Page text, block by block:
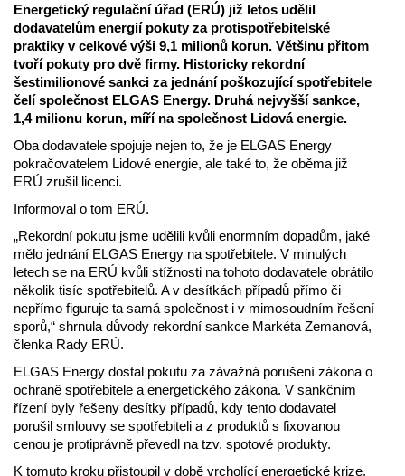
Energetický regulační úřad (ERÚ) již letos udělil
dodavatelům energií pokuty za protispotřebitelské
praktiky v celkové výši 9,1 milionů korun. Většinu přitom
tvoří pokuty pro dvě firmy. Historicky rekordní
šestimilionové sankci za jednání poškozující spotřebitele
čelí společnost ELGAS Energy. Druhá nejvyšší sankce,
1,4 milionu korun, míří na společnost Lidová energie.
Oba dodavatele spojuje nejen to, že je ELGAS Energy
pokračovatelem Lidové energie, ale také to, že oběma již
ERÚ zrušil licenci.
Informoval o tom ERÚ.
„Rekordní pokutu jsme udělili kvůli enormním dopadům, jaké
mělo jednání ELGAS Energy na spotřebitele. V minulých
letech se na ERÚ kvůli stížnosti na tohoto dodavatele obrátilo
několik tisíc spotřebitelů. A v desítkách případů přímo či
nepřímo figuruje ta samá společnost i v mimosoudním řešení
sporů,“ shrnula důvody rekordní sankce Markéta Zemanová,
členka Rady ERÚ.
ELGAS Energy dostal pokutu za závažná porušení zákona o
ochraně spotřebitele a energetického zákona. V sankčním
řízení byly řešeny desítky případů, kdy tento dodavatel
porušil smlouvy se spotřebiteli a z produktů s fixovanou
cenou je protiprávně převedl na tzv. spotové produkty.
K tomuto kroku přistoupil v době vrcholící energetické krize,